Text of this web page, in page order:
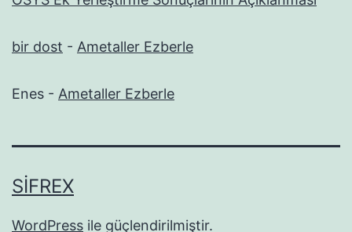
bir dost - Ametaller Ezberle
Enes - Ametaller Ezberle
SIFREX
WordPress ile güçlendirilmiştir.